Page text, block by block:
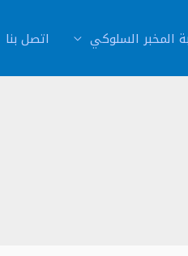
المخبر السلوكي اتصل بنا